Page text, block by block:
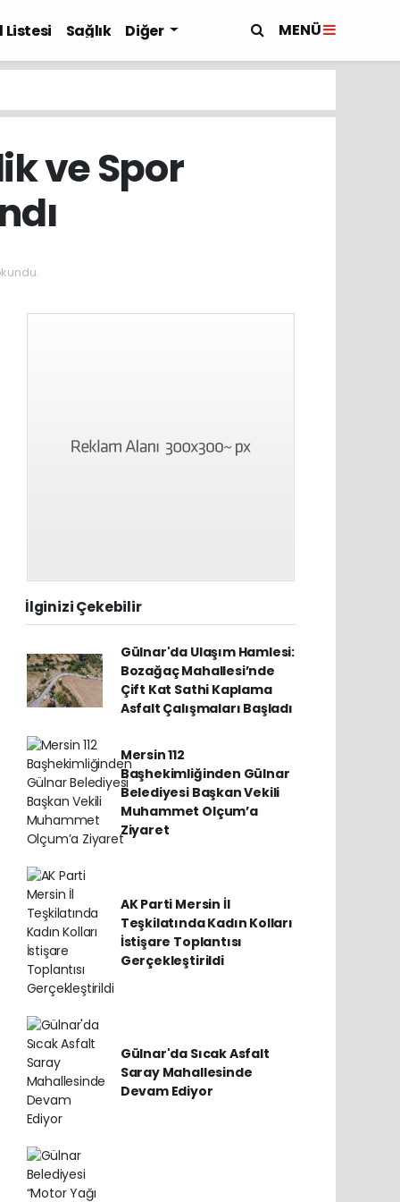
Listesi Sağlık Diğer MENÜ
ve Spor
İlginizi Çekebilir
Gülnar'da Ulaşım Hamlesi:
Bozağaç Mahallesi’nde
Çift Kat Sathi Kaplama
Asfalt Çalışmaları Başladı
Mersin 112
Başhekimliğinden Gülnar
Belediyesi Başkan Vekili
Muhammet Olçum’a
Ziyaret
AK Parti Mersin İl
Teşkilatında Kadın Kolları
İstişare Toplantısı
Gerçekleştirildi
Gülnar'da Sıcak Asfalt
Saray Mahallesinde
Devam Ediyor